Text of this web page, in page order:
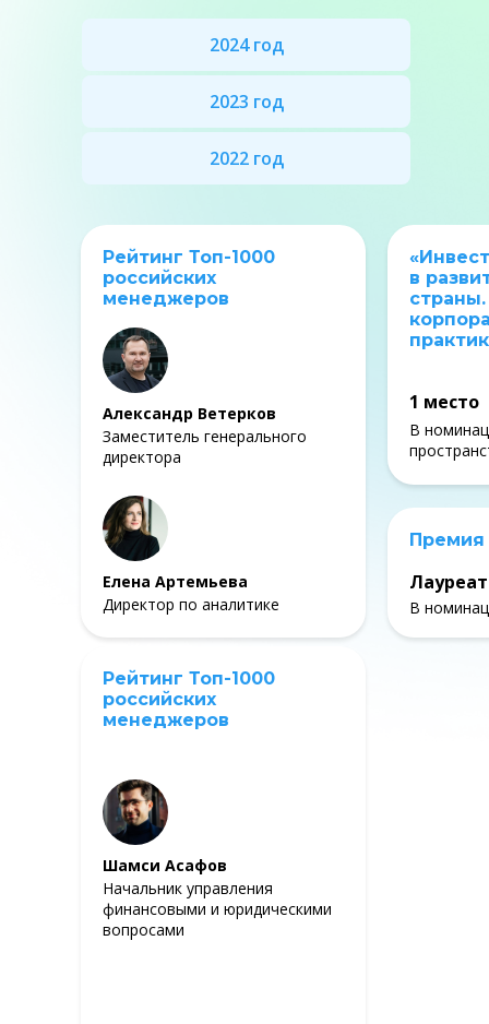
2024 год
2023 год
2022 год
В
Лауреат
Премия
в
1 место
В
Рейтинг Топ-1000
российских
менеджеров
Александр Ветерков
Елена Артемьева
Заместитель генерального
директора
Директор по аналитике
Рейтинг Топ-1000
российских
менеджеров
Шамси Асафов
Начальник управления
финансовыми и юридическими
вопросами